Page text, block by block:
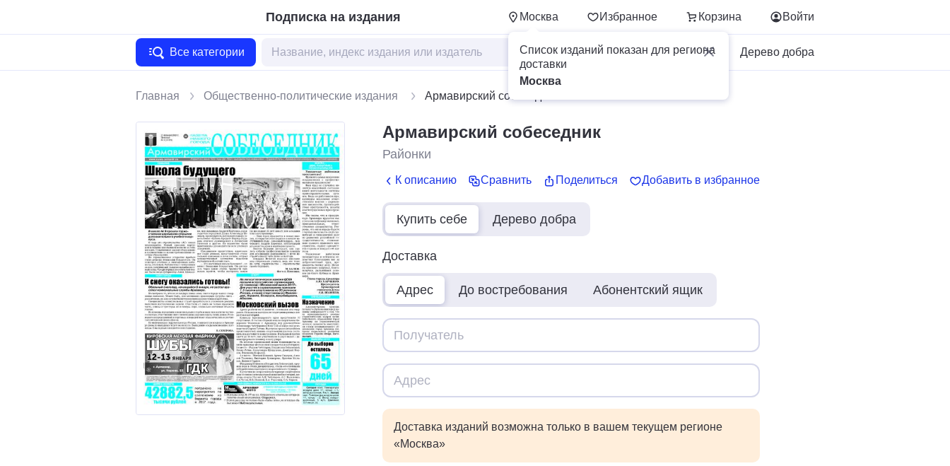
Подписка на издания Москва Избранное Корзина
Список изданий показан для региона
доставки
Москва
Войти
Все категории Для бизнеса Дерево добра
Главная Общественно-политические издания Армавирский собеседник
Армавирский собеседник
Районки
К описанию Сравнить Поделиться Добавить в избранное
Купить себе Дерево добра
Доставка
Адрес До востребования Абонентский ящик
Доставка изданий возможна только в вашем текущем регионе
«Москва»